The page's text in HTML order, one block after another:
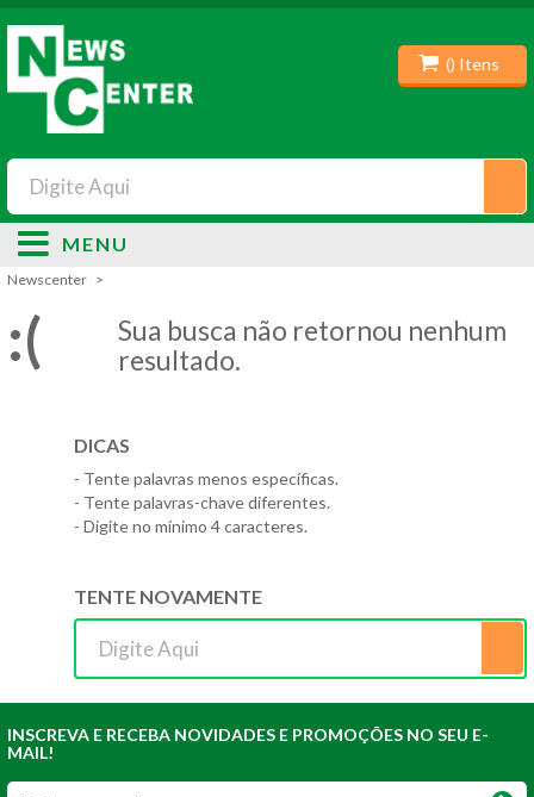
() Itens
MENU
Newscenter
:(
Sua busca não retornou nenhum
resultado.
DICAS
- Tente palavras menos específicas.
- Tente palavras-chave diferentes.
- Digite no mínimo 4 caracteres.
TENTE NOVAMENTE
INSCREVA E RECEBA NOVIDADES E PROMOÇÕES NO SEU E-
MAIL!